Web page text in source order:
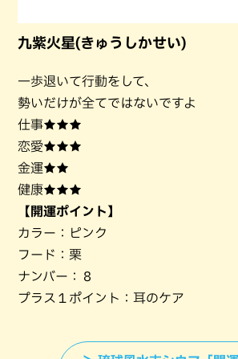
九紫火星(きゅうしかせい)
一歩退いて行動をして、
勢いだけが全てではないですよ
仕事★★★
恋愛★★★
金運★★
健康★★★
【開運ポイント】
カラー：ピンク
フード：栗
ナンバー：８
プラス１ポイント：耳のケア